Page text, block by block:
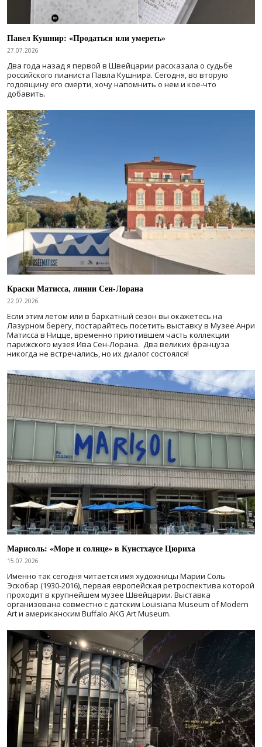
Павел Кушнир: «Продаться или умереть»
27.07.2026
Два года назад я первой в Швейцарии рассказала о судьбе
российского пианиста Павла Кушнира. Сегодня, во вторую
годовщину его смерти, хочу напомнить о нем и кое-что
добавить.
Краски Матисса, линии Сен-Лорана
22.07.2026
Если этим летом или в бархатный сезон вы окажетесь на
Лазурном берегу, постарайтесь посетить выставку в Музее Анри
Матисса в Ницце, временно приютившем часть коллекции
парижского музея Ива Сен-Лорана. Два великих француза
никогда не встречались, но их диалог состоялся!
Марисоль: «Море и солнце» в Кунстхаусе Цюриха
15.07.2026
Именно так сегодня читается имя художницы Марии Соль
Эскобар (1930-2016), первая европейская ретроспектива которой
проходит в крупнейшем музее Швейцарии. Выставка
организована совместно с датским Louisiana Museum of Modern
Art и американским Buffalo AKG Art Museum.